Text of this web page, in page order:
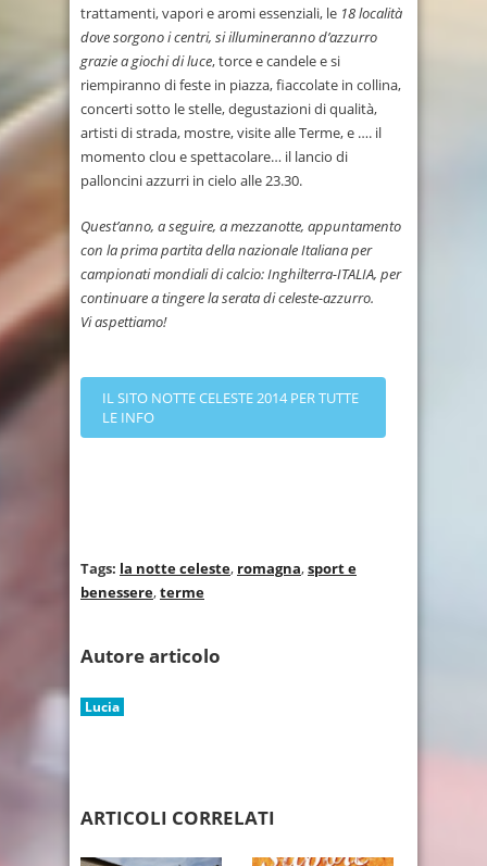
trattamenti, vapori e aromi essenziali, le 18 località
dove sorgono i centri, si illumineranno d’azzurro
grazie a giochi di luce, torce e candele e si
riempiranno di feste in piazza, fiaccolate in collina,
concerti sotto le stelle, degustazioni di qualità,
artisti di strada, mostre, visite alle Terme, e …. il
momento clou e spettacolare… il lancio di
palloncini azzurri in cielo alle 23.30.
Quest’anno, a seguire, a mezzanotte, appuntamento
con la prima partita della nazionale Italiana per
campionati mondiali di calcio: Inghilterra-ITALIA, per
continuare a tingere la serata di celeste-azzurro.
Vi aspettiamo!
IL SITO NOTTE CELESTE 2014 PER TUTTE
LE INFO
Tags: la notte celeste, romagna,sport e
benessere,terme
Autore articolo
Lucia
ARTICOLI CORRELATI